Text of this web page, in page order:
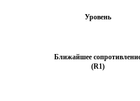
Уровень
Ближайшее
(R1)